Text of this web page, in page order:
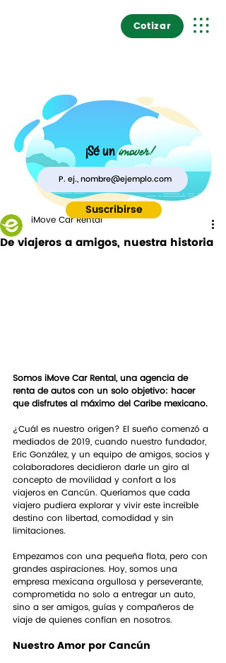
Cotizar
De viajeros a amigos, nuestra historia
iMove Car Rental
Somos iMove Car Rental, una agencia de
renta de autos con un solo objetivo: hacer
que disfrutes al máximo del Caribe mexicano.
¿Cuál es nuestro origen? El sueño comenzó a
mediados de 2019, cuando nuestro fundador,
Eric González, y un equipo de amigos, socios y
colaboradores decidieron darle un giro al
concepto de movilidad y confort a los
viajeros en Cancún. Queríamos que cada
viajero pudiera explorar y vivir este increíble
destino con libertad, comodidad y sin
limitaciones.
Empezamos con una pequeña flota, pero con
grandes aspiraciones. Hoy, somos una
empresa mexicana orgullosa y perseverante,
comprometida no solo a entregar un auto,
sino a ser amigos, guías y compañeros de
viaje de quienes confían en nosotros.
Nuestro Amor por Cancún
¡Sé un imover!
Suscribirse